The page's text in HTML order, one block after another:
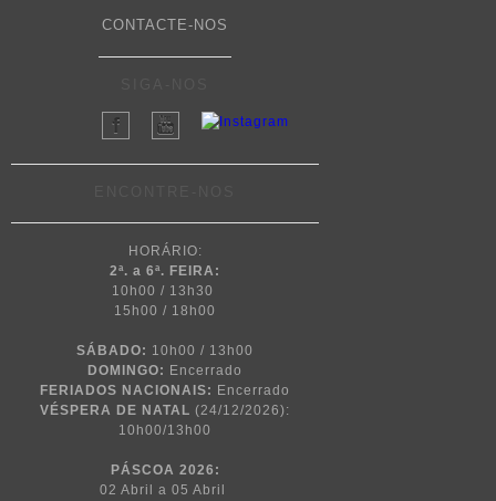
CONTACTE-NOS
HORÁRIO:
2ª. a 6ª. FEIRA:
10h00 / 13h30
15h00 / 18h00
SÁBADO: 10h00 / 13h00
DOMINGO: Encerrado
FERIADOS NACIONAIS: Encerrado
VÉSPERA DE NATAL (24/12/2026):
10h00/13h00
PÁSCOA 2026:
02 Abril a 05 Abril